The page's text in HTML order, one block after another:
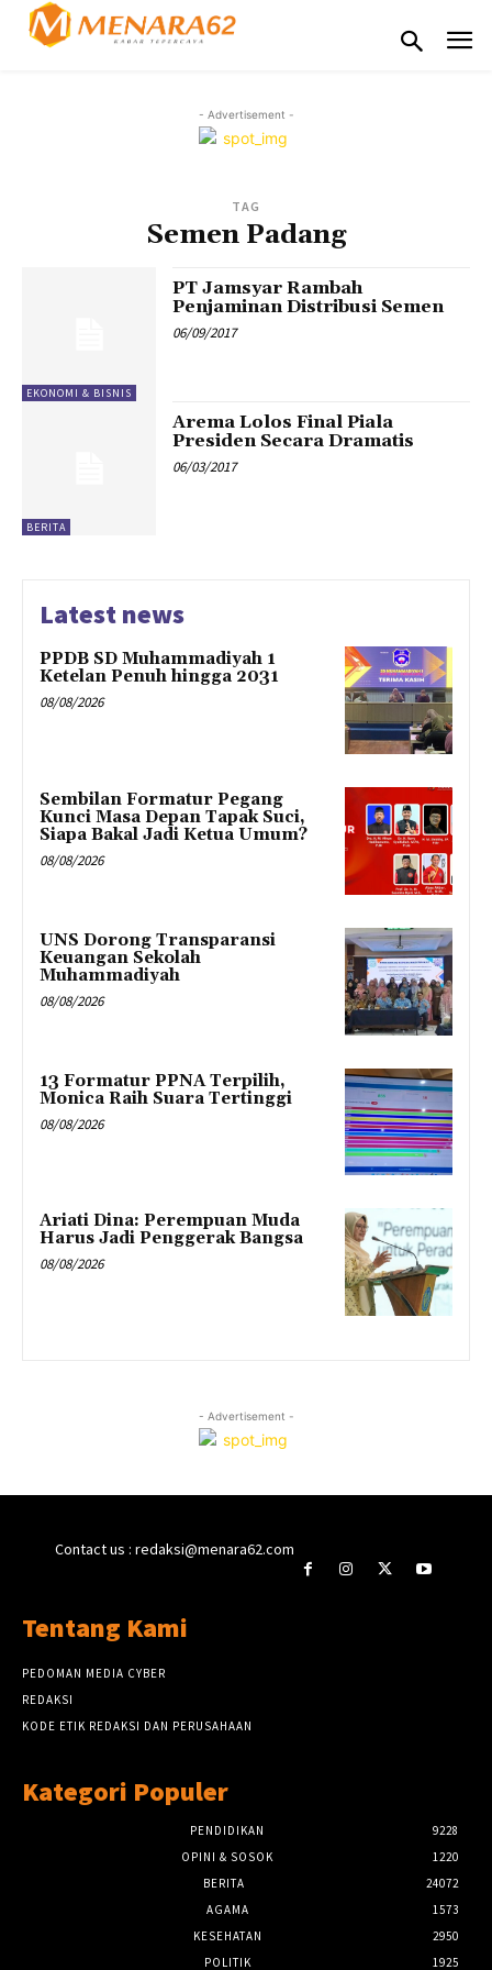
- Advertisement -
TAG
Semen Padang
EKONOMI & BISNIS
PT Jamsyar Rambah
Penjaminan Distribusi Semen
06/09/2017
BERITA
Arema Lolos Final Piala
Presiden Secara Dramatis
06/03/2017
Latest news
PPDB SD Muhammadiyah 1
Ketelan Penuh hingga 2031
08/08/2026
Sembilan Formatur Pegang
Kunci Masa Depan Tapak Suci,
Siapa Bakal Jadi Ketua Umum?
08/08/2026
UNS Dorong Transparansi
Keuangan Sekolah
Muhammadiyah
08/08/2026
13 Formatur PPNA Terpilih,
Monica Raih Suara Tertinggi
08/08/2026
Ariati Dina: Perempuan Muda
Harus Jadi Penggerak Bangsa
08/08/2026
- Advertisement -
Contact us : redaksi@menara62.com
Tentang Kami
PEDOMAN MEDIA CYBER
REDAKSI
KODE ETIK REDAKSI DAN PERUSAHAAN
Kategori Populer
PENDIDIKAN
9228
OPINI & SOSOK
1220
BERITA
24072
AGAMA
1573
KESEHATAN
2950
POLITIK
1925